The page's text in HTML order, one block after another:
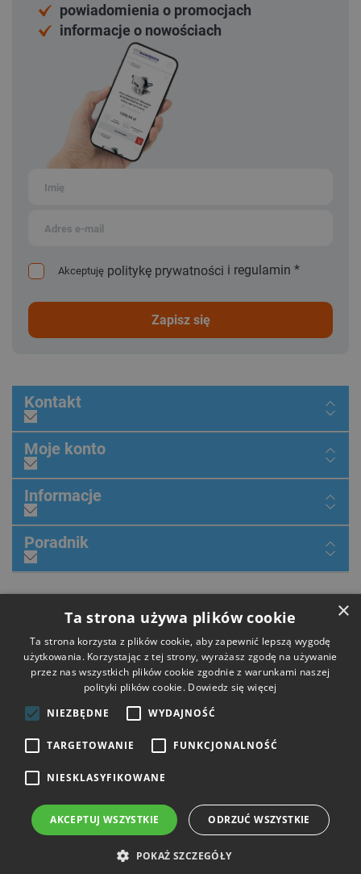
powiadomienia o promocjach
informacje o nowościach
Akceptuję politykę prywatności i regulamin *
zapisz się
Kontakt
Moje konto
Informacje
Poradnik
Płatności
Strony i sklepy internetowe:
×
Ta strona używa plików cookie
Ta strona korzysta z plików cookie, aby zapewnić lepszą wygodę
użytkowania. Korzystając z tej strony, wyrażasz zgodę na używanie
przez nas wszystkich plików cookie zgodnie z warunkami naszej
polityki plików cookie. Dowiedz się więcej
NIEZBĘDNE
WYDAJNOŚĆ
TARGETOWANIE FUNKCJONALNOŚĆ
NIESKLASYFIKOWANE
AKCEPTUJ WSZYSTKIE ODRZUĆ WSZYSTKIE
POKAŻ SZCZEGÓŁY